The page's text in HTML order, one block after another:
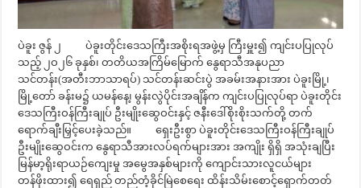
ပဲခူး ဇွန် ၂ ပဲခူးတိုင်းဒေသကြီးအစိုးရအဖွဲ့မှ ကြီးမှူး၍ ကျင်းပပြုလုပ်
သည့် ၂ဝ၂၆ ခုနှစ်၊ တတိယအကြိမ်မြောက် နွေရာသီအနုပညာ
သင်တန်း(အတီးဘာသာရပ်) သင်တန်းဆင်းပွဲ အခမ်းအနားအား ပဲခူးမြို့၊
မြို့တော် ခန်းမ၌ ယမန်နေ့၊ မွန်းလွဲပိုင်းအချိန်က ကျင်းပပြုလုပ်ရာ ပဲခူးတိုင်း
ဒေသကြီးဝန်ကြီးချုပ် ဦးမျိုးဆွေဝင်းနှင့် ဇနီးဒေါ်စိုးစိုးသက်တို့ တက်
ရောက်ချီးမြှင့်ပေးခဲ့သည်။ ရှေးဦးစွာ ပဲခူးတိုင်းဒေသကြီးဝန်ကြီးချုပ်
ဦးမျိုးဆွေဝင်းက နွေရာသီအားလပ်ရက်များအား အကျိုး ရှိရှိ အသုံးချပြီး
မြန်မာ့ရိုးရာယဉ်ကျေးမှု အမွေအနှစ်များကို ကျောင်းသားလူငယ်များ
တန်ဖိုးထား၍ ရေရှည် တည်တံ့ခိုင်မြဲစေရေး ထိန်းသိမ်းစောင့်ရှောက်တတ်